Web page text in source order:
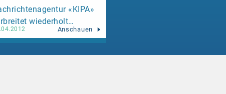
«KIPA»
wiederholt
Bild vomAnschauen